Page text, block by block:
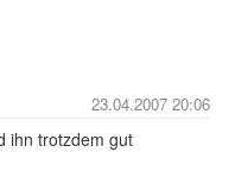
23.04.2007 20:06
ihn trotzdem gut